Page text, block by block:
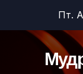
содержимому
Пт.